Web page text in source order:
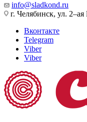
info@sladkond.ru
г. Челябинск, ул.
Вконтакте
Telegram
Viber
Viber